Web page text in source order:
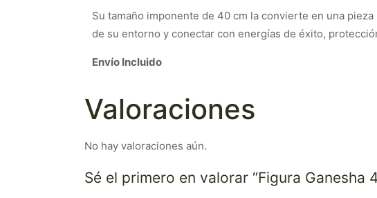
Su tamaño imponente de 40 cm la convierte en una
de su entorno y conectar con energías de éxito,
Envío Incluido
Valoraciones
No hay valoraciones aún.
Sé el primero en valorar “Figura